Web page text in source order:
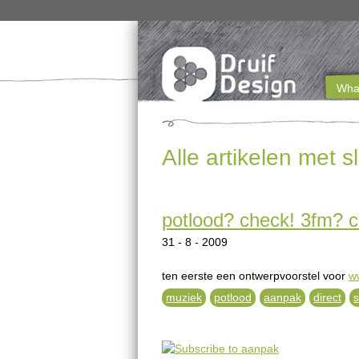
Alle artikelen met
potlood? check! 3fm?
31 - 8 - 2009
ten eerste een ontwerpvoorstel voor
muziek
potlood aanpak direct
i
m
n
u